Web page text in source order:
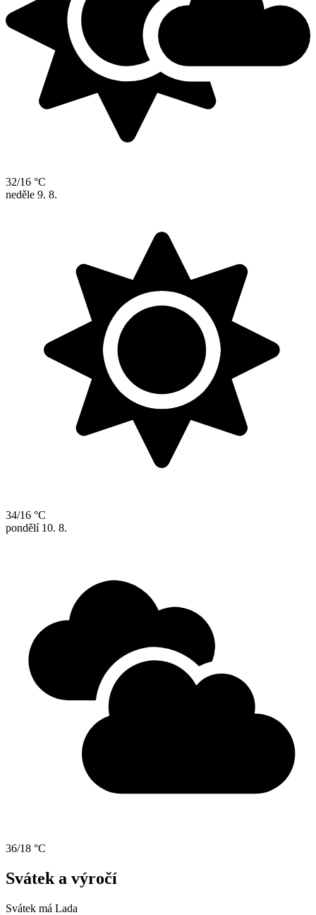
32/16 °C
neděle 9. 8.
34/16 °C
pondělí 10. 8.
36/18 °C
Svátek a výročí
Svátek má Lada